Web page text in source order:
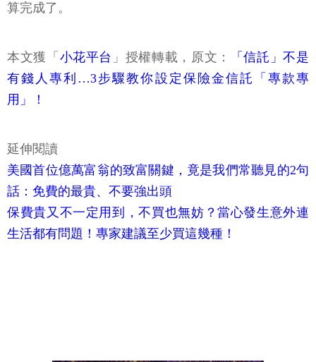
算完成了。
本文獲「 小花平台 」授權轉載，原文：
「信託」不是
有錢人專利…3步驟教你設定保險金信託「專款專
用」！
延伸閱讀
美國首位億萬富翁的致富關鍵，竟是我們常聽見的2句
話：免費的最貴、不要強出頭
保費貴又不一定用到，不買也無妨？當心發生意外連
生活都有問題！專家建議至少買這幾種！